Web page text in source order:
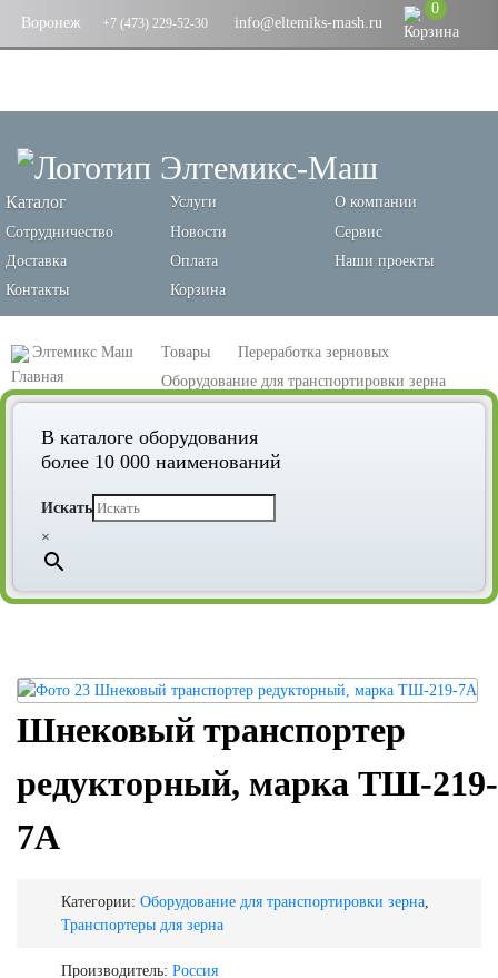
Воронеж +7 (473) 229-52-30 info@eltemiks-mash.ru
0
Каталог Услуги
О компании
Сотрудничество
Новости
Сервис
Доставка
Оплата
Наши проекты
Контакты
Корзина
Элтемикс Маш Товары
Переработка зерновых
Оборудование для транспортировки зерна
Транспортеры для зерна
Шнековый транспортер редукторный, марка ТШ-219-7А
В каталоге оборудования
более 10 000 наименований
Искать
×
Шнековый транспортер
редукторный, марка ТШ-219-
7А
Категории: Оборудование для транспортировки зерна,
Транспортеры для зерна
Производитель: Россия